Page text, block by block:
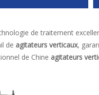
de traitement
de agitateurs verticaux,
de Chine agitateurs